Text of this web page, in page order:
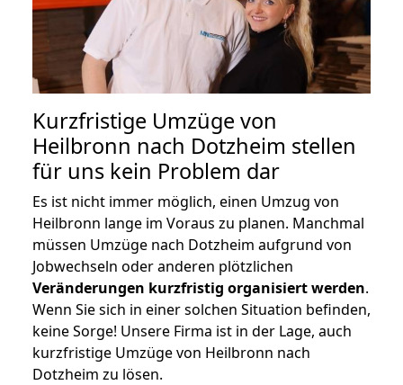
Kurzfristige Umzüge von
Heilbronn nach Dotzheim stellen
für uns kein Problem dar
Es ist nicht immer möglich, einen Umzug von
Heilbronn lange im Voraus zu planen. Manchmal
müssen Umzüge nach Dotzheim aufgrund von
Jobwechseln oder anderen plötzlichen
Veränderungen kurzfristig organisiert werden.
Wenn Sie sich in einer solchen Situation befinden,
keine Sorge! Unsere Firma ist in der Lage, auch
kurzfristige Umzüge von Heilbronn nach
Dotzheim zu lösen.